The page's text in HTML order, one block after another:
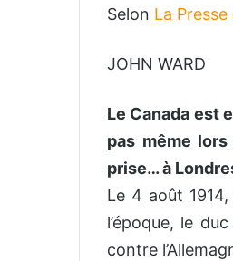
Selon La
JOHN WARD
Le Canada est
pas même
prise… à
Le 4 août
l’époque, le
contre